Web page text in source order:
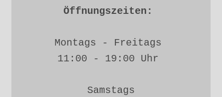
Öffnungszeiten:
Montags - Freitags
11:00 - 19:00 Uhr
Samstags